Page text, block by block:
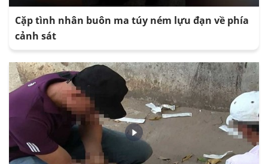
Cặp tình nhân buôn ma túy ném lựu đạn về phía
cảnh sát